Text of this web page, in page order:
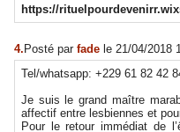
https://
4.Posté par fade le 21/04/2018
Tel/whatsapp: +229 61 82 42
Je suis le grand maître
affectif entre lesbiennes et
Pour le retour immédiat de